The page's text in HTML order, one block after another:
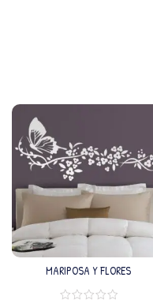
MARIPOSA Y FLORES